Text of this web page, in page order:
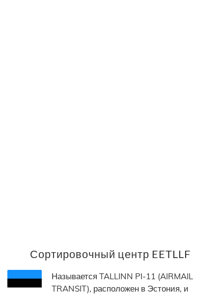
Сортировочный центр EETLLF
Называется TALLINN PI-11 (AIRMAIL
TRANSIT), расположен в Эстония, и